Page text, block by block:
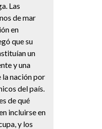
Las
de mar
en
que su
un
y una
la nación por
del país.
de qué
incluirse en
y los